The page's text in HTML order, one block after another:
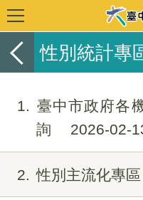
性別統計專
1
臺中市政府各
詢
2026-02-
2 性別主流化專區